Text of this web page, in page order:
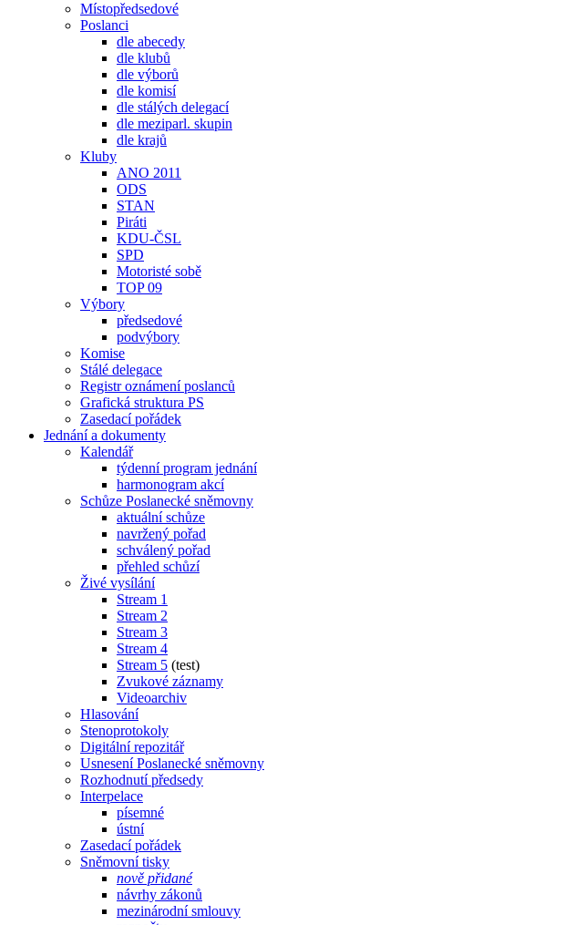
Místopředsedové
Poslanci
dle abecedy
dle klubů
dle výborů
dle komisí
dle stálých delegací
dle meziparl. skupin
dle krajů
Kluby
ANO 2011
ODS
STAN
Piráti
KDU-ČSL
SPD
Motoristé sobě
TOP 09
Výbory
předsedové
podvýbory
Komise
Stálé delegace
Registr oznámení poslanců
Grafická struktura PS
Zasedací pořádek
Jednání a dokumenty
Kalendář
týdenní program jednání
harmonogram akcí
Schůze Poslanecké sněmovny
aktuální schůze
navržený pořad
schválený pořad
přehled schůzí
Živé vysílání
Stream 1
Stream 2
Stream 3
Stream 4
Stream 5 (test)
Zvukové záznamy
Videoarchiv
Hlasování
Stenoprotokoly
Digitální repozitář
Usnesení Poslanecké sněmovny
Rozhodnutí předsedy
Interpelace
písemné
ústní
Zasedací pořádek
Sněmovní tisky
nově přidané
návrhy zákonů
mezinárodní smlouvy